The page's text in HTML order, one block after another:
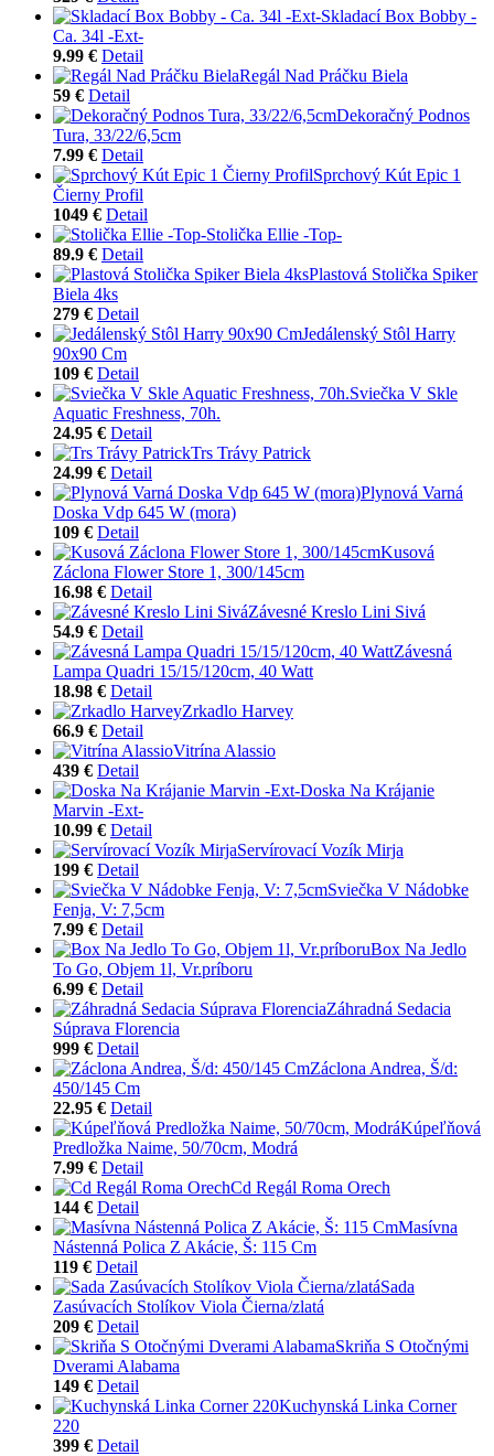
Skladací Box Bobby -
Ca. 34l -Ext-
9.99 € Detail
Regál Nad Práčku Biela
59 € Detail
Dekoračný Podnos
Tura, 33/22/6,5cm
7.99 € Detail
Sprchový Kút Epic 1
Čierny Profil
1049 € Detail
Stolička Ellie -Top-
89.9 € Detail
Plastová Stolička Spiker
Biela 4ks
279 € Detail
Jedálenský Stôl Harry
90x90 Cm
109 € Detail
Sviečka V Skle
Aquatic Freshness, 70h.
24.95 € Detail
Trs Trávy Patrick
24.99 € Detail
Plynová Varná
Doska Vdp 645 W (mora)
109 € Detail
Kusová
Záclona Flower Store 1, 300/145cm
16.98 € Detail
Závesné Kreslo Lini Sivá
54.9 € Detail
Závesná
Lampa Quadri 15/15/120cm, 40 Watt
18.98 € Detail
Zrkadlo Harvey
66.9 € Detail
Vitrína Alassio
439 € Detail
Doska Na Krájanie
Marvin -Ext-
10.99 € Detail
Servírovací Vozík Mirja
199 € Detail
Sviečka V Nádobke
Fenja, V: 7,5cm
7.99 € Detail
Box Na Jedlo
To Go, Objem 1l, Vr.príboru
6.99 € Detail
Záhradná Sedacia
Súprava Florencia
999 € Detail
Záclona Andrea, Š/d:
450/145 Cm
22.95 € Detail
Kúpeľňová
Predložka Naime, 50/70cm, Modrá
7.99 € Detail
Cd Regál Roma Orech
144 € Detail
Masívna
Nástenná Polica Z Akácie, Š: 115 Cm
119 € Detail
Sada
Zasúvacích Stolíkov Viola Čierna/zlatá
209 € Detail
Skriňa S Otočnými
Dverami Alabama
149 € Detail
Kuchynská Linka Corner
220
399 € Detail